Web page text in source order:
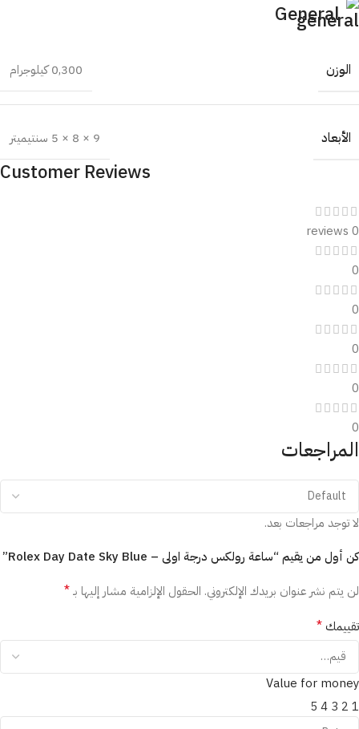
General
الوزن 0,300 كيلوجرام
الأبعاد 9 × 8 × 5 سنتيميتر
Customer Reviews
0 reviews
0
0
0
0
0
المراجعات
لا توجد مراجعات بعد.
كن أول من يقيم “ساعة رولكس درجة اولى – Rolex Day Date Sky Blue”
لن يتم نشر عنوان بريدك الإلكتروني. الحقول الإلزامية مشار إليها بـ*
تقييمك *
Value for money
1
2
3
4
5